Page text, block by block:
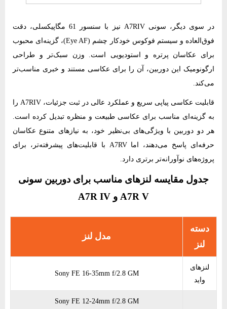
در سوی دیگر، سونی A7RIV نیز با سنسور 61 مگاپیکسلی، دقت
فوق‌العاده و سیستم فوکوس خودکار چشم (Eye AF)، گزینه‌ای محبوب
برای عکاسان پرتره و استودیویی است. وزن سبک‌تر و طراحی
ارگونومیک این دوربین، آن را برای عکاسی مستند و خبری مناسب‌تر
می‌کند.
قابلیت عکاسی پیاپی سریع و عملکرد عالی در ثبت جزئیات، A7RIV را
به گزینه‌ای مناسب برای عکاسی طبیعت و منظره تبدیل کرده است.
هر دو دوربین با ویژگی‌های بی‌نظیر خود، به نیازهای متنوع عکاسان
حرفه‌ای پاسخ می‌دهند، اما A7RV با قابلیت‌های پیشرفته‌تر، برای
پروژه‌های نوآورانه‌تر برتری دارد.
جدول مقایسه لنزهای مناسب برای دوربین سونی
A7R V و A7R IV
دسته
لنز
مدل لنز
لنزهای
واید
Sony FE 16-35mm f/2.8 GM
Sony FE 12-24mm f/2.8 GM